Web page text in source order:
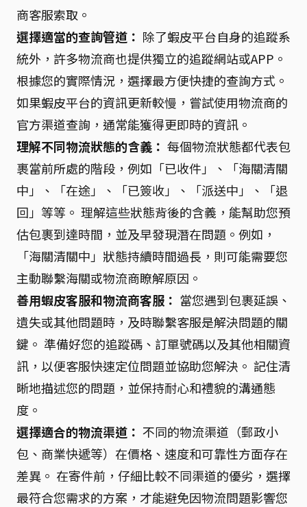
商客服索取。
選擇適當的查詢管道： 除了蝦皮平台自身的追蹤系
統外，許多物流商也提供獨立的追蹤網站或APP。
根據您的實際情況，選擇最方便快捷的查詢方式。
如果蝦皮平台的資訊更新較慢，嘗試使用物流商的
官方渠道查詢，通常能獲得更即時的資訊。
理解不同物流狀態的含義： 每個物流狀態都代表包
裹當前所處的階段，例如「已收件」、「海關清關
中」、「在途」、「已簽收」、「派送中」、「退
回」等等。 理解這些狀態背後的含義，能幫助您預
估包裹到達時間，並及早發現潛在問題。例如，
「海關清關中」狀態持續時間過長，則可能需要您
主動聯繫海關或物流商瞭解原因。
善用蝦皮客服和物流商客服： 當您遇到包裹延誤、
遺失或其他問題時，及時聯繫客服是解決問題的關
鍵。 準備好您的追蹤碼、訂單號碼以及其他相關資
訊，以便客服快速定位問題並協助您解決。 記住清
晰地描述您的問題，並保持耐心和禮貌的溝通態
度。
選擇適合的物流渠道： 不同的物流渠道（郵政小
包、商業快遞等）在價格、速度和可靠性方面存在
差異。 在寄件前，仔細比較不同渠道的優劣，選擇
最符合您需求的方案，才能避免因物流問題影響您